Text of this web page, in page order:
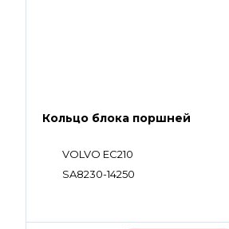
Кольцо блока поршней
VOLVO EC210
SA8230-14250